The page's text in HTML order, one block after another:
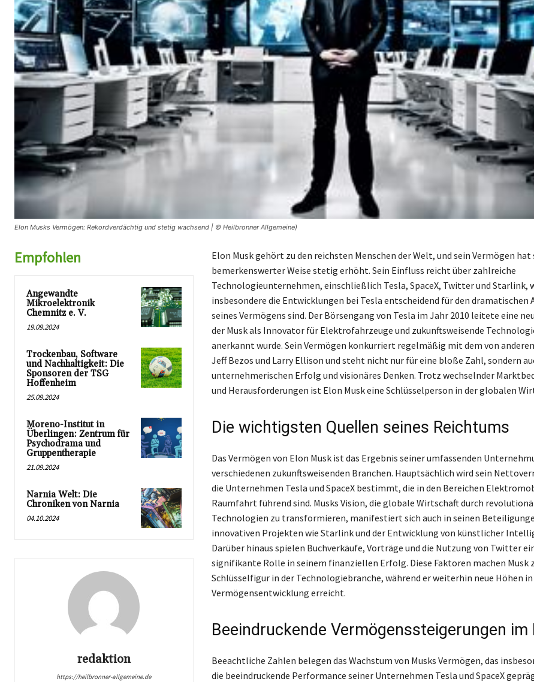
Elon Musks Vermögen: Rekordverdächtig und stetig wachsend | © Heilbronner Allgemeine)
Empfohlen
Angewandte
Mikroelektronik
Chemnitz e. V.
19.09.2024
Trockenbau, Software
und Nachhaltigkeit: Die
Sponsoren der TSG
Hoffenheim
25.09.2024
Moreno-Institut in
Überlingen: Zentrum für
Psychodrama und
Gruppentherapie
21.09.2024
Narnia Welt: Die
Chroniken von Narnia
04.10.2024
redaktion
https://heilbronner-allgemeine.de
Elon Musk gehört zu den reichsten Menschen der Welt, und sein Vermögen hat
bemerkenswerter Weise stetig erhöht. Sein Einfluss reicht über zahlreiche
Technologieunternehmen, einschließlich Tesla, SpaceX, Twitter und Starlink,
insbesondere die Entwicklungen bei Tesla entscheidend für den dramatischen
seines Vermögens sind. Der Börsengang von Tesla im Jahr 2010 leitete eine
der Musk als Innovator für Elektrofahrzeuge und zukunftsweisende
anerkannt wurde. Sein Vermögen konkurriert regelmäßig mit dem von
Jeff Bezos und Larry Ellison und steht nicht nur für eine bloße Zahl, sondern
unternehmerischen Erfolg und visionäres Denken. Trotz wechselnder
und Herausforderungen ist Elon Musk eine Schlüsselperson in der globalen
Die wichtigsten Quellen seines Reichtums
Das Vermögen von Elon Musk ist das Ergebnis seiner umfassenden
verschiedenen zukunftsweisenden Branchen. Hauptsächlich wird sein
die Unternehmen Tesla und SpaceX bestimmt, die in den Bereichen
Raumfahrt führend sind. Musks Vision, die globale Wirtschaft durch
Technologien zu transformieren, manifestiert sich auch in seinen
innovativen Projekten wie Starlink und der Entwicklung von künstlicher
Darüber hinaus spielen Buchverkäufe, Vorträge und die Nutzung von Twitter
signifikante Rolle in seinem finanziellen Erfolg. Diese Faktoren machen Musk
Schlüsselfigur in der Technologiebranche, während er weiterhin neue Höhen
Vermögensentwicklung erreicht.
Beeindruckende Vermögenssteigerungen im
Beeachtliche Zahlen belegen das Wachstum von Musks Vermögen, das
die beeindruckende Performance seiner Unternehmen Tesla und SpaceX